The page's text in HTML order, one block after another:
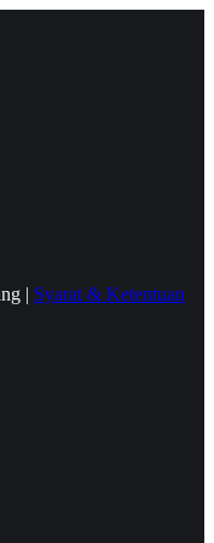
| Syarat & Ketentuan